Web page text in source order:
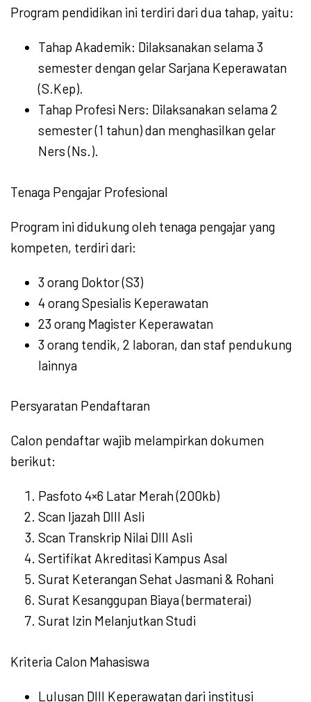
Program pendidikan ini terdiri dari dua tahap, yaitu:
Tahap Akademik: Dilaksanakan selama 3
semester dengan gelar Sarjana Keperawatan
(S.Kep).
Tahap Profesi Ners: Dilaksanakan selama 2
semester (1 tahun) dan menghasilkan gelar
Ners (Ns.).
Tenaga Pengajar Profesional
Program ini didukung oleh tenaga pengajar yang
kompeten, terdiri dari:
3 orang Doktor (S3)
4 orang Spesialis Keperawatan
23 orang Magister Keperawatan
3 orang tendik, 2 laboran, dan staf pendukung
lainnya
Persyaratan Pendaftaran
Calon pendaftar wajib melampirkan dokumen
berikut:
Pasfoto 4×6 Latar Merah (200kb)
Scan Ijazah DIII Asli
Scan Transkrip Nilai DIII Asli
Sertifikat Akreditasi Kampus Asal
Surat Keterangan Sehat Jasmani & Rohani
Surat Kesanggupan Biaya (bermaterai)
Surat Izin Melanjutkan Studi
Kriteria Calon Mahasiswa
Lulusan DIII Keperawatan dari institusi